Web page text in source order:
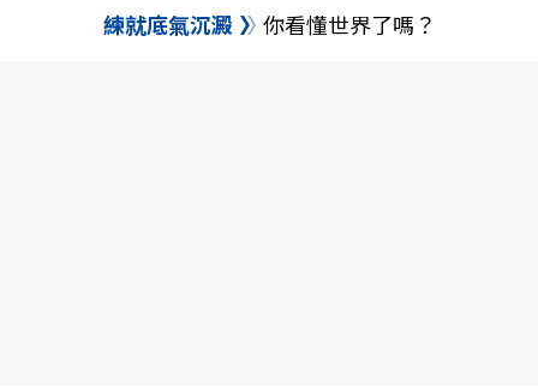
練就底氣沉澱 你看懂世界了嗎？